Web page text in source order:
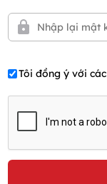
Tôi đồng ý với các